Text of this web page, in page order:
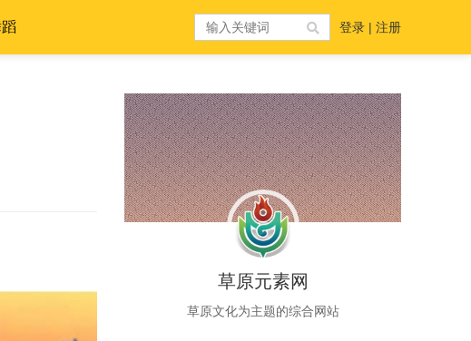
登录 | 注册
草原元素网
草原文化为主题的综合网站